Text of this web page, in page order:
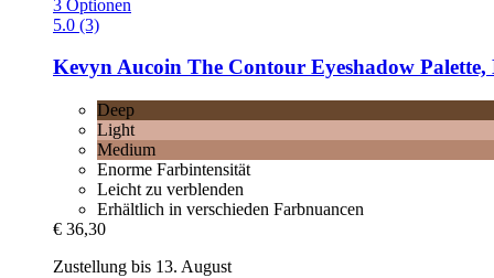
3 Optionen
5.0 (3)
Kevyn Aucoin The Contour Eyeshadow Palette,
Deep
Light
Medium
Enorme Farbintensität
Leicht zu verblenden
Erhältlich in verschieden Farbnuancen
€ 36,30
Zustellung bis 13. August